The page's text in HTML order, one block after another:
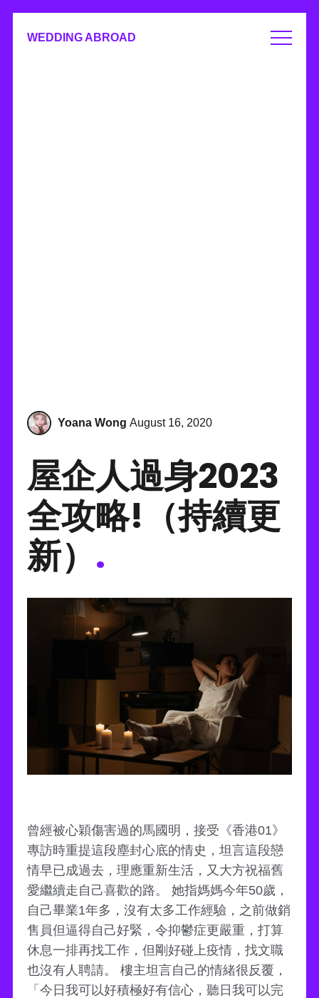
WEDDING ABROAD
Yoana Wong August 16, 2020
屋企人過身2023
全攻略!（持續更
新） .
曾經被心穎傷害過的馬國明，接受《香港01》
專訪時重提這段塵封心底的情史，坦言這段戀
情早已成過去，理應重新生活，又大方祝福舊
愛繼續走自己喜歡的路。 她指媽媽今年50歲，
自己畢業1年多，沒有太多工作經驗，之前做銷
售員但逼得自己好緊，令抑鬱症更嚴重，打算
休息一排再找工作，但剛好碰上疫情，找文職
也沒有人聘請。 樓主坦言自己的情緒很反覆，
「今日我可以好積極好有信心，聽日我可以完